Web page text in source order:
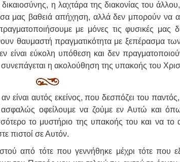
η λαχτάρα της διακονίας του
μας βαθειά απήχηση, αλλά δεν μπορούν να
με μόνες τις φυσικές μας
θαυμαστή πραγματικότητα με ξεπέρασμα
εύκολη υπόθεση και δεν
η ακολούθηση της υπακοής του
είναι αυτός εκείνος, που δεσπόζει του
οφείλουμε να ζούμε εν Αυτώ και
το μυστήριο της υπακοής του και να το
πιστοί σε Αυτόν.
από τότε που γεννήθηκε μέχρι τότε που